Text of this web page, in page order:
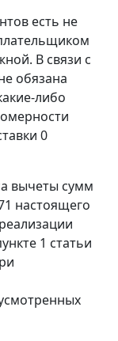
есть не
В связи с
обязана
либо
0
вычеты сумм
настоящего
1 статьи